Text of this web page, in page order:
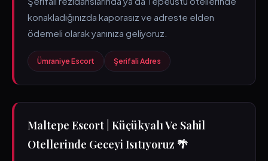
konakladığınızda kaporasız ve adreste elden
ödemeli olarak yanınıza geliyoruz.
Ümraniye Escort Şerifali Adres
Maltepe Escort | Küçükyalı Ve Sahil
Otellerinde Geceyi Isıtıyoruz 🌴